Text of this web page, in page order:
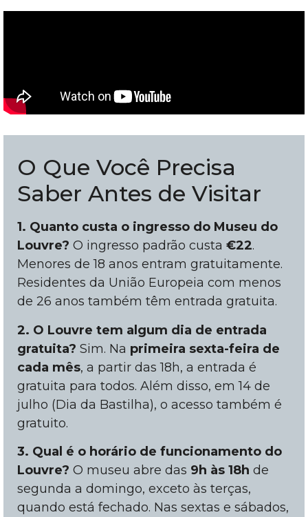
O Que Você Precisa
Saber Antes de Visitar
1. Quanto custa o ingresso do Museu do
Louvre? O ingresso padrão custa €22.
Menores de 18 anos entram gratuitamente.
Residentes da União Europeia com menos
de 26 anos também têm entrada gratuita.
2. O Louvre tem algum dia de entrada
gratuita? Sim. Na primeira sexta-feira de
cada mês, a partir das 18h, a entrada é
gratuita para todos. Além disso, em 14 de
julho (Dia da Bastilha), o acesso também é
gratuito.
3. Qual é o horário de funcionamento do
Louvre? O museu abre das 9h às 18h de
segunda a domingo, exceto às terças,
quando está fechado. Nas sextas e sábados,